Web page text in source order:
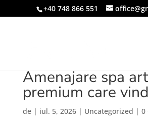
+40 748 866 551
Amenajare spa
premium care
de | iul. 5, 2026| Uncategorized | 0